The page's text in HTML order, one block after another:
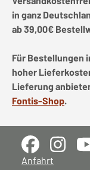
in ganz
ab 39,00€
Für Bestellungen
hoher
Lieferung
Fontis-Shop.
Anfahrt